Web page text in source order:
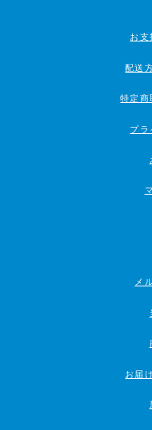
お支
配送
特定商
プラ
メ
お届